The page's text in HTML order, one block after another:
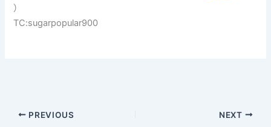
）
TC:sugarpopular900
PREVIOUS NEXT